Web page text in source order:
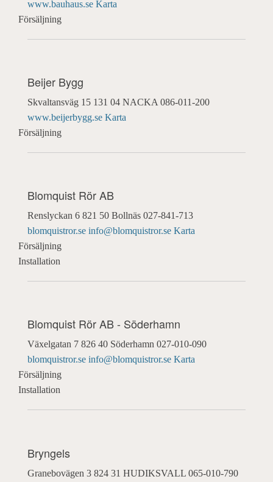
www.bauhaus.se Karta
Försäljning
Beijer Bygg
Skvaltansväg 15 131 04 NACKA 086-011-200
www.beijerbygg.se Karta
Försäljning
Blomquist Rör AB
Renslyckan 6 821 50 Bollnäs 027-841-713
blomquistror.se info@blomquistror.se Karta
Försäljning
Installation
Blomquist Rör AB - Söderhamn
Växelgatan 7 826 40 Söderhamn 027-010-090
blomquistror.se info@blomquistror.se Karta
Försäljning
Installation
Bryngels
Granebovägen 3 824 31 HUDIKSVALL 065-010-790